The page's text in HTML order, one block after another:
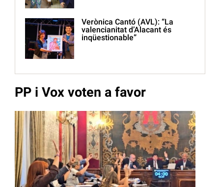
Verònica Cantó (AVL): “La
valencianitat d’Alacant és
inqüestionable”
PP i Vox voten a favor